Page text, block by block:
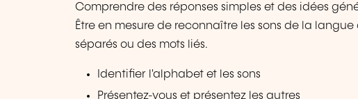
Comprendre des réponses simples et des idées
Être en mesure de reconnaître les sons de la
séparés ou des mots liés.
Identifier l'alphabet et les sons
Présentez-vous et présentez les autres